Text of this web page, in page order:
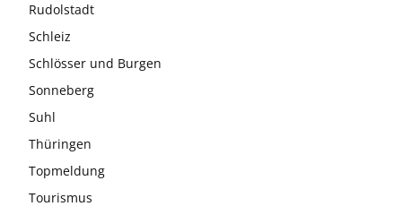
Rudolstadt
Schleiz
Schlösser und Burgen
Sonneberg
Suhl
Thüringen
Topmeldung
Tourismus